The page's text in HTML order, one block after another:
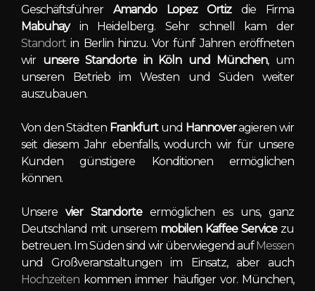
Geschäftsführer Amando Lopez Ortizdie Firma
Mabuhayin Heidelberg. Sehr schnell kam der
Standort in Berlin hinzu. Vor fünf Jahren eröffneten
wir unsere Standorte in Köln und München, um
unseren Betrieb im Westen und Süden weiter
auszubauen.
Von den Städten Frankfurtund Hannoveragieren wir
seit diesem Jahr ebenfalls, wodurch wir für unsere
Kunden günstigere Konditionen ermöglichen
können.
Unsere vier Standorteermöglichen es uns, ganz
Deutschland mit unserem mobilen Kaffee Servicezu
betreuen. Im Süden sind wir überwiegend aufMessen
und Großveranstaltungen im Einsatz, aber auch
Hochzeiten kommen immer häufiger vor. München,